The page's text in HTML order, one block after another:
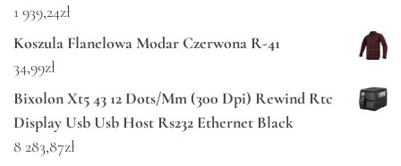
1 939,24zł
Koszula Flanelowa Modar Czerwona R-41
34,99zł
Bixolon Xt5 43 12 Dots/Mm (300 Dpi) Rewind Rtc
Display Usb Usb Host Rs232 Ethernet Black
8 283,87zł